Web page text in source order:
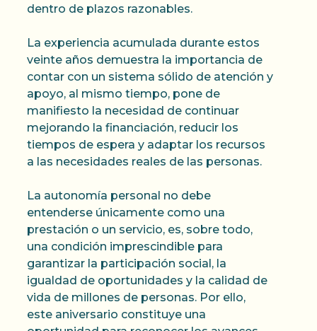
dentro de plazos razonables.
La experiencia acumulada durante estos
veinte años demuestra la importancia de
contar con un sistema sólido de atención y
apoyo, al mismo tiempo, pone de
manifiesto la necesidad de continuar
mejorando la financiación, reducir los
tiempos de espera y adaptar los recursos
a las necesidades reales de las personas.
La autonomía personal no debe
entenderse únicamente como una
prestación o un servicio, es, sobre todo,
una condición imprescindible para
garantizar la participación social, la
igualdad de oportunidades y la calidad de
vida de millones de personas. Por ello,
este aniversario constituye una